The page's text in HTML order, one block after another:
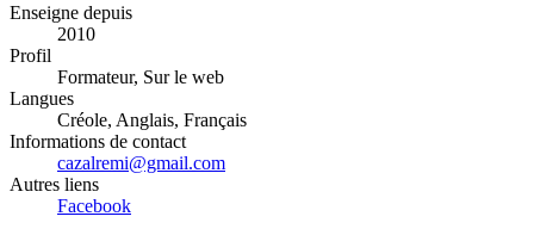
Enseigne depuis
2010
Profil
Formateur, Sur le web
Langues
Créole, Anglais, Français
Informations de contact
cazalremi@gmail.com
Autres liens
Facebook